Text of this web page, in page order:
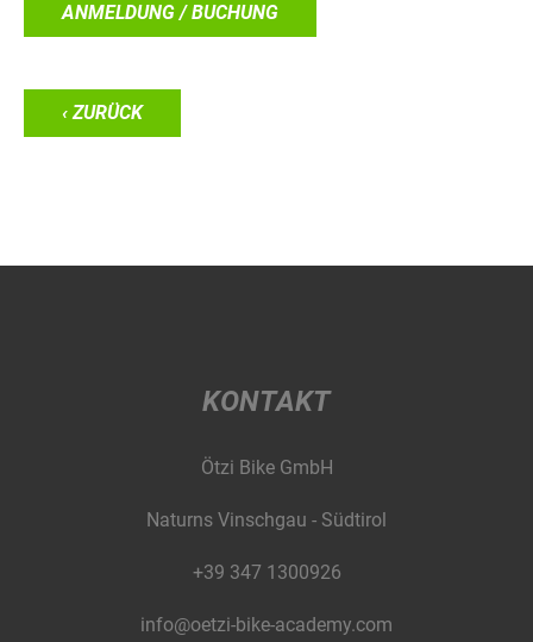
ANMELDUNG / BUCHUNG
‹ ZURÜCK
KONTAKT
Ötzi Bike GmbH
Naturns Vinschgau - Südtirol
+39 347 1300926
info@oetzi-bike-academy.com